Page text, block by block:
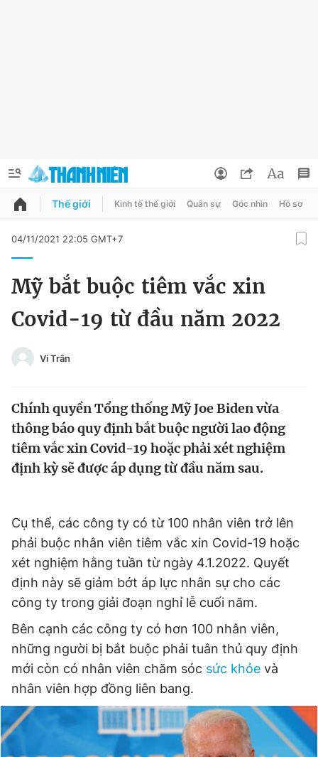
QUẢNG CÁO
Chuyên mục
Chào ngày mới
Tin thị trường Tin 360
Video Magazine
Tiện ích Bạn cần biết
Thông tin tòa soạn Liên hệ quảng cáo
Đọc Thanh Niên trên điện thoại
Đổi mật khẩu
Tin đã lưu
Thế giới Kinh tế thế giới Quân sự Góc nhìn Hồ sơ
04/11/2021 22:05 GMT+7
Mỹ bắt buộc tiêm vắc xin
Covid-19 từ đầu năm 2022
Vi Trân
Chính quyền Tổng thống Mỹ Joe Biden vừa
thông báo quy định bắt buộc người lao động
tiêm vắc xin Covid-19 hoặc phải xét nghiệm
định kỳ sẽ được áp dụng từ đầu năm sau.
Cụ thể, các công ty có từ 100 nhân viên trở lên
phải buộc nhân viên tiêm vắc xin Covid-19 hoặc
xét nghiệm hằng tuần từ ngày 4.1.2022. Quyết
định này sẽ giảm bớt áp lực nhân sự cho các
công ty trong giải đoạn nghỉ lễ cuối năm.
Bên cạnh các công ty có hơn 100 nhân viên,
những người bị bắt buộc phải tuân thủ quy định
mới còn có nhân viên chăm sóc sức khỏe và
nhân viên hợp đồng liên bang.